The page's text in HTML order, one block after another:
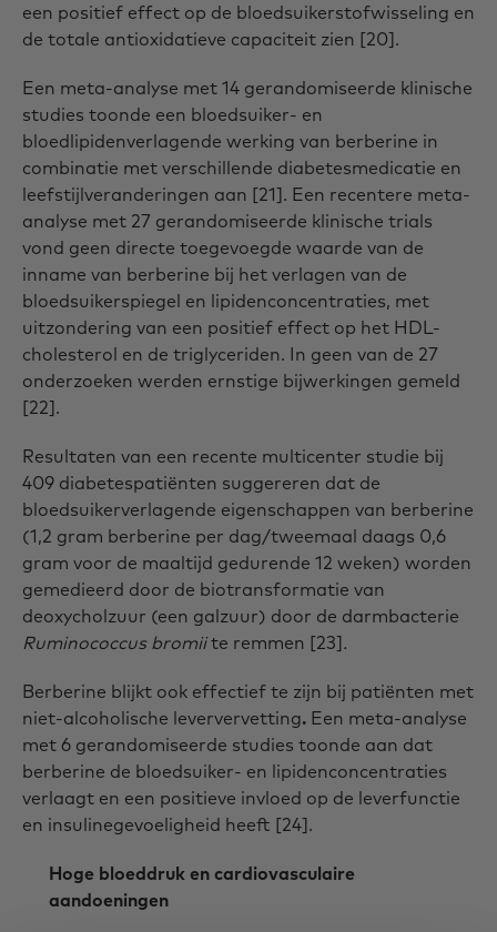
een positief effect op de bloedsuikerstofwisseling en
de totale antioxidatieve capaciteit zien [20].
Een meta-analyse met 14 gerandomiseerde klinische
studies toonde een bloedsuiker- en
bloedlipidenverlagende werking van berberine in
combinatie met verschillende diabetesmedicatie en
leefstijlveranderingen aan [21]. Een recentere meta-
analyse met 27 gerandomiseerde klinische trials
vond geen directe toegevoegde waarde van de
inname van berberine bij het verlagen van de
bloedsuikerspiegel en lipidenconcentraties, met
uitzondering van een positief effect op het HDL-
cholesterol en de triglyceriden. In geen van de 27
onderzoeken werden ernstige bijwerkingen gemeld
[22].
Resultaten van een recente multicenter studie bij
409 diabetespatiënten suggereren dat de
bloedsuikerverlagende eigenschappen van berberine
(1,2 gram berberine per dag/tweemaal daags 0,6
gram voor de maaltijd gedurende 12 weken) worden
gemedieerd door de biotransformatie van
deoxycholzuur (een galzuur) door de darmbacterie
Ruminococcus bromiite remmen [23].
Berberine blijkt ook effectief te zijn bij patiënten met
niet-alcoholische leververvetting. Een meta-analyse
met 6 gerandomiseerde studies toonde aan dat
berberine de bloedsuiker- en lipidenconcentraties
verlaagt en een positieve invloed op de leverfunctie
en insulinegevoeligheid heeft [24].
Hoge bloeddruk en cardiovasculaire
aandoeningen